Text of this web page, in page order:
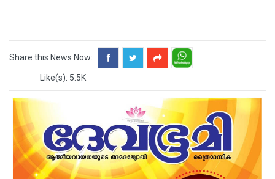
Share this News Now:
Like(s): 5.5K